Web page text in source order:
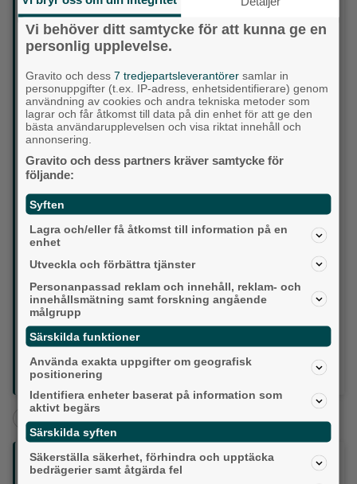
handlar om hur vi fördelar resurser, lokaler och
attraktioner. Vi kan också bli bättre på att kommunicera
vad som är på gång som kommun”.
Ålder: 73
Bor: Pixbo
Uppvuxen: Malmö
Familj: Fru och son
Yrke: Organisationspsykolog
Aktuell: Gruppledare för Liberalerna i Härryda. Ledamot
i kommunstyrelsen, kommunfullmäktige och
beredningen för demokratifrågor. Ordförande för
styrelsen i Förbo.
Brinner för inom politiken: ”Just nu brinner jag för att
rädda Liberalerna på riksnivå. Jag tror att det behövs ett
liberalt parti i riksdagen”.
Bästa med Härryda: ”Närheten till det mesta: havet, stan,
Gunnebo och Råda säteri… Jag älskar att bo i Pixbo-
området. Och det finns ett otroligt utbud av föreningar
och aktiviteter”.
Det här behöver bli bättre: ”Att skapa en välfungerande
struktur när det gäller politiken. Och vi måste ha ett
bättre politiskt klimat. Kollektivtrafiken är också en
fråga som behöver hanteras”.
Härryda + Val 2026
Följ oss på sociala medier:
Vi behöver ditt samtycke för att kunna ge en
personlig upplevelse.
Gravito och dess7 tredjepartsleverantörer samlar in
personuppgifter (t.ex. IP-adress, enhetsidentifierare) genom
användning av cookies och andra tekniska metoder som
lagrar och får åtkomst till data på din enhet för att ge den
bästa användarupplevelsen och visa riktat innehåll och
annonsering.
Gravito och dess partners kräver samtycke för
följande:
Syften
Lagra och/eller få åtkomst till information på en
enhet
Utveckla och förbättra tjänster
Personanpassad reklam och innehåll, reklam- och
innehållsmätning samt forskning angående
målgrupp
Särskilda funktioner
Använda exakta uppgifter om geografisk
positionering
Identifiera enheter baserat på information som
aktivt begärs
Särskilda syften
Säkerställa säkerhet, förhindra och upptäcka
bedrägerier samt åtgärda fel